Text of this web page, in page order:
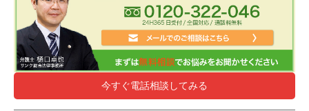
今すぐ電話相談してみる